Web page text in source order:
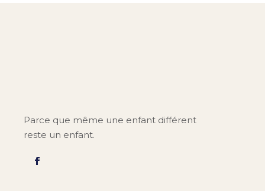
Parce que même une enfant différent
reste un enfant.